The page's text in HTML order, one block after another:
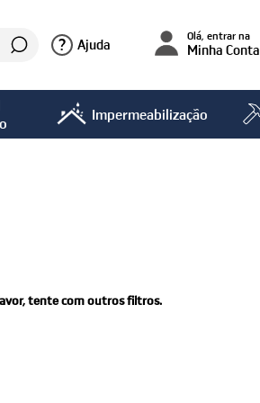
? Ajuda Olá, entrar na
Minha Conta
Impermeabilização
tente com outros filtros.